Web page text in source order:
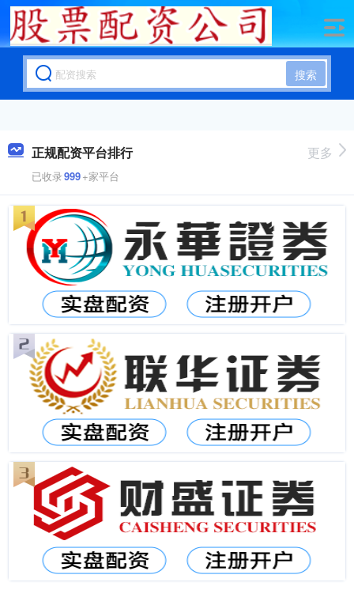
搜索
正规配资平台排行
已收录999+家平台
更多